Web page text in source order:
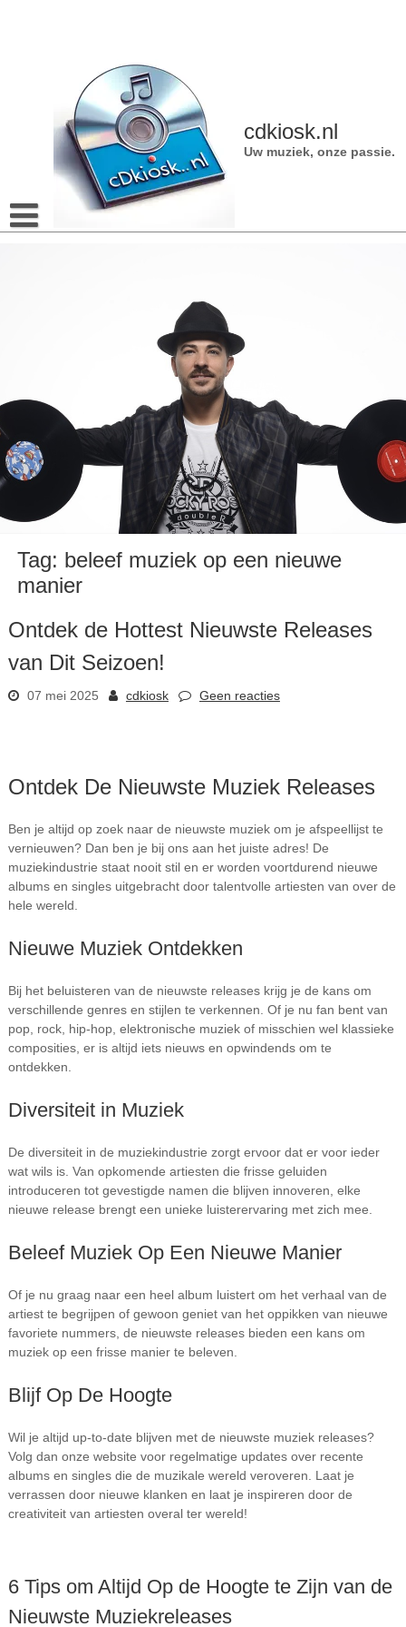
cdkiosk.nl
Uw muziek, onze passie.
Tag: beleef muziek op een nieuwe
manier
Ontdek de Hottest Nieuwste Releases
van Dit Seizoen!
07 mei 2025 cdkiosk Geen reacties
Ontdek De Nieuwste Muziek Releases
Ben je altijd op zoek naar de nieuwste muziek om je afspeellijst te
vernieuwen? Dan ben je bij ons aan het juiste adres! De
muziekindustrie staat nooit stil en er worden voortdurend nieuwe
albums en singles uitgebracht door talentvolle artiesten van over de
hele wereld.
Nieuwe Muziek Ontdekken
Bij het beluisteren van de nieuwste releases krijg je de kans om
verschillende genres en stijlen te verkennen. Of je nu fan bent van
pop, rock, hip-hop, elektronische muziek of misschien wel klassieke
composities, er is altijd iets nieuws en opwindends om te
ontdekken.
Diversiteit in Muziek
De diversiteit in de muziekindustrie zorgt ervoor dat er voor ieder
wat wils is. Van opkomende artiesten die frisse geluiden
introduceren tot gevestigde namen die blijven innoveren, elke
nieuwe release brengt een unieke luisterervaring met zich mee.
Beleef Muziek Op Een Nieuwe Manier
Of je nu graag naar een heel album luistert om het verhaal van de
artiest te begrijpen of gewoon geniet van het oppikken van nieuwe
favoriete nummers, de nieuwste releases bieden een kans om
muziek op een frisse manier te beleven.
Blijf Op De Hoogte
Wil je altijd up-to-date blijven met de nieuwste muziek releases?
Volg dan onze website voor regelmatige updates over recente
albums en singles die de muzikale wereld veroveren. Laat je
verrassen door nieuwe klanken en laat je inspireren door de
creativiteit van artiesten overal ter wereld!
6 Tips om Altijd Op de Hoogte te Zijn van de
Nieuwste Muziekreleases